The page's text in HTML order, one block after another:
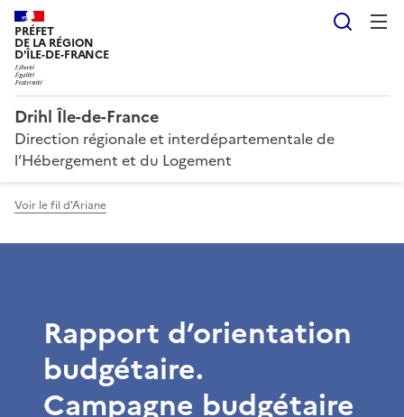
PRÉFET
DE LA RÉGION
D'ÎLE-DE-FRANCE
Drihl Île-de-France
Direction régionale et interdépartementale de
l’Hébergement et du Logement
Voir le fil d'Ariane
Rapport d’orientation
budgétaire.
Campagne budgétaire